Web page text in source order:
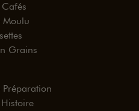
Moulu
Grains